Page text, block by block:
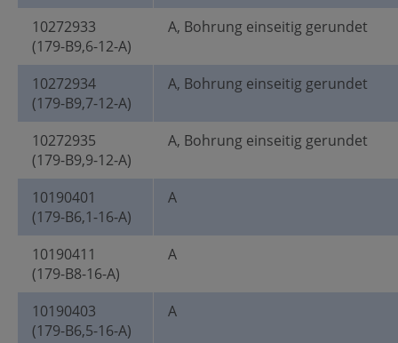
10272933
(179-B9,6-12-A)
A, Bohrung einseitig gerundet
10272934
(179-B9,7-12-A)
A, Bohrung einseitig gerundet
10272935
(179-B9,9-12-A)
A, Bohrung einseitig gerundet
10190401
(179-B6,1-16-A)
A
10190411
(179-B8-16-A)
A
10190403
(179-B6,5-16-A)
A